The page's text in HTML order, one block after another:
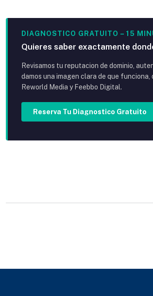
DIAGNOSTICO GRATUITO – 15
Quieres saber exactamente
Revisamos tu reputacion de dominio,
damos una imagen clara de que
Reworld Media y Feebbo Digital.
Reserva Tu Diagnostico Gratuito